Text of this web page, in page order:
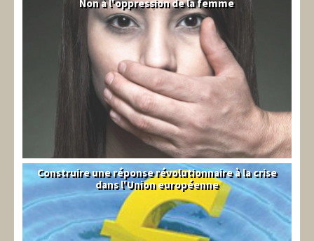
Syrie
Non à l'oppression de la femme
Syndical
Construire une réponse révolutionnaire à la crise
dans l'Union européenne